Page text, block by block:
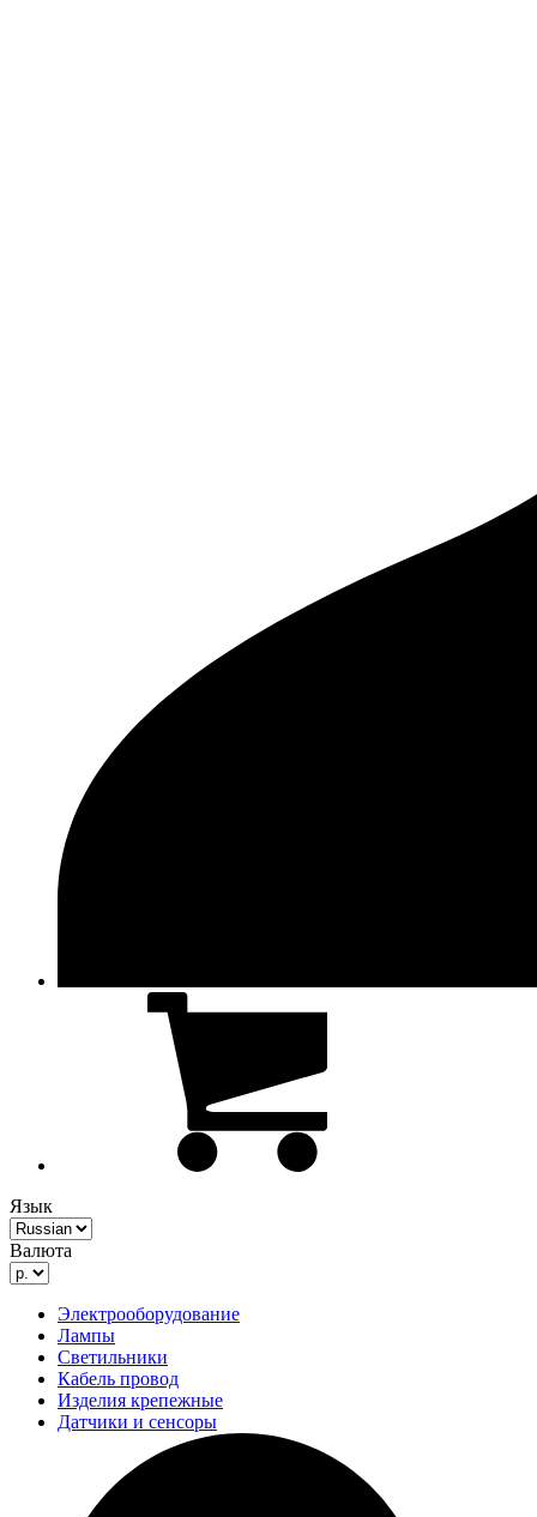
Язык
Валюта
Электрооборудование
Лампы
Светильники
Кабель провод
Изделия крепежные
Датчики и сенсоры